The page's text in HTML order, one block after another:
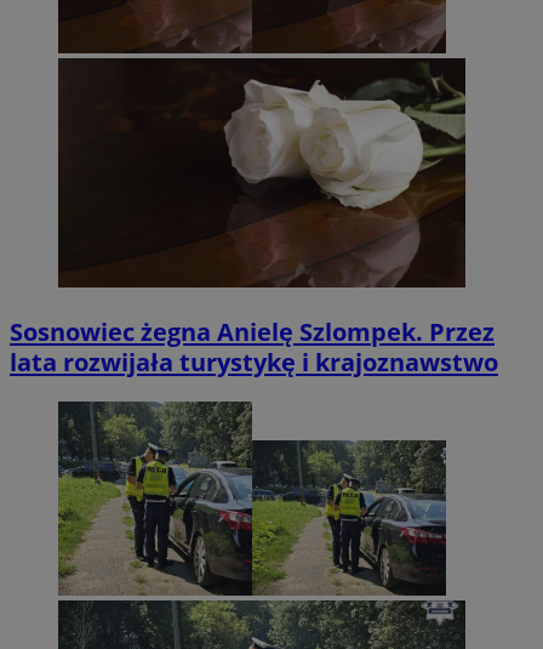
Sosnowiec żegna Anielę Szlompek. Przez
lata rozwijała turystykę i krajoznawstwo